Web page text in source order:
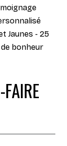
Jaunes - 25
bonheur